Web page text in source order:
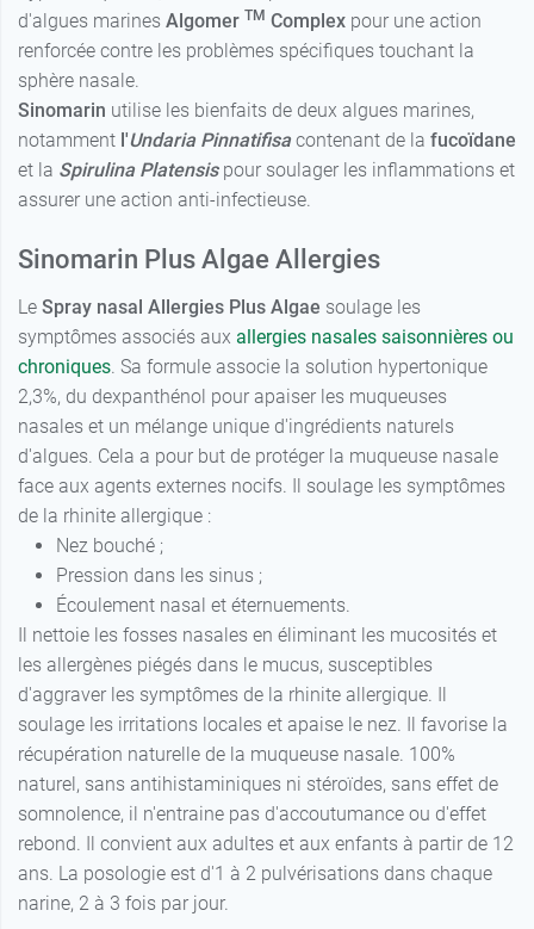
d'algues marines Algomer TM Complex pour une action
renforcée contre les problèmes spécifiques touchant la
sphère nasale.
Sinomarin utilise les bienfaits de deux algues marines,
notamment l'Undaria Pinnatifisa contenant de la fucoïdane
et la Spirulina Platensispour soulager les inflammations et
assurer une action anti-infectieuse.
Sinomarin Plus Algae Allergies
Le Spray nasal Allergies Plus Algae soulage les
symptômes associés aux allergies nasales saisonnières ou
chroniques . Sa formule associe la solution hypertonique
2,3%, du dexpanthénol pour apaiser les muqueuses
nasales et un mélange unique d'ingrédients naturels
d'algues. Cela a pour but de protéger la muqueuse nasale
face aux agents externes nocifs. Il soulage les symptômes
de la rhinite allergique :
Nez bouché ;
Pression dans les sinus ;
Écoulement nasal et éternuements.
Il nettoie les fosses nasales en éliminant les mucosités et
les allergènes piégés dans le mucus, susceptibles
d'aggraver les symptômes de la rhinite allergique. Il
soulage les irritations locales et apaise le nez. Il favorise la
récupération naturelle de la muqueuse nasale. 100%
naturel, sans antihistaminiques ni stéroïdes, sans effet de
somnolence, il n'entraine pas d'accoutumance ou d'effet
rebond. Il convient aux adultes et aux enfants à partir de 12
ans. La posologie est d'1 à 2 pulvérisations dans chaque
narine, 2 à 3 fois par jour.